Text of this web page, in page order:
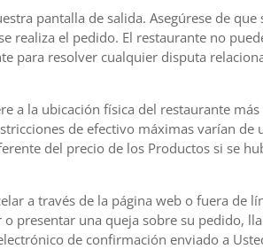
pantalla de salida. Asegúrese de que
realiza el pedido. El restaurante no
para resolver cualquier disputa
a la ubicación física del restaurante más
de efectivo máximas varían de
del precio de los Productos si se
a través de la página web o fuera de
presentar una queja sobre su pedido,
de confirmación enviado a